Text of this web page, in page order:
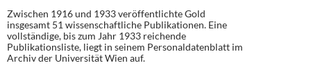
Zwischen 1916 und 1933 veröffentlichte Gold
insgesamt 51 wissenschaftliche Publikationen. Eine
vollständige, bis zum Jahr 1933 reichende
Publikationsliste, liegt in seinem Personaldatenblatt im
Archiv der Universität Wien auf.